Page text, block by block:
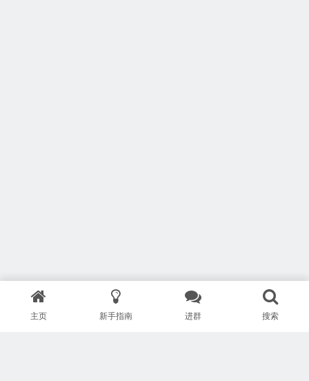
主页 新手指南 进群 搜索